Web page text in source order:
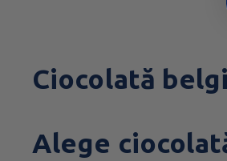
Ciocolată
Alege